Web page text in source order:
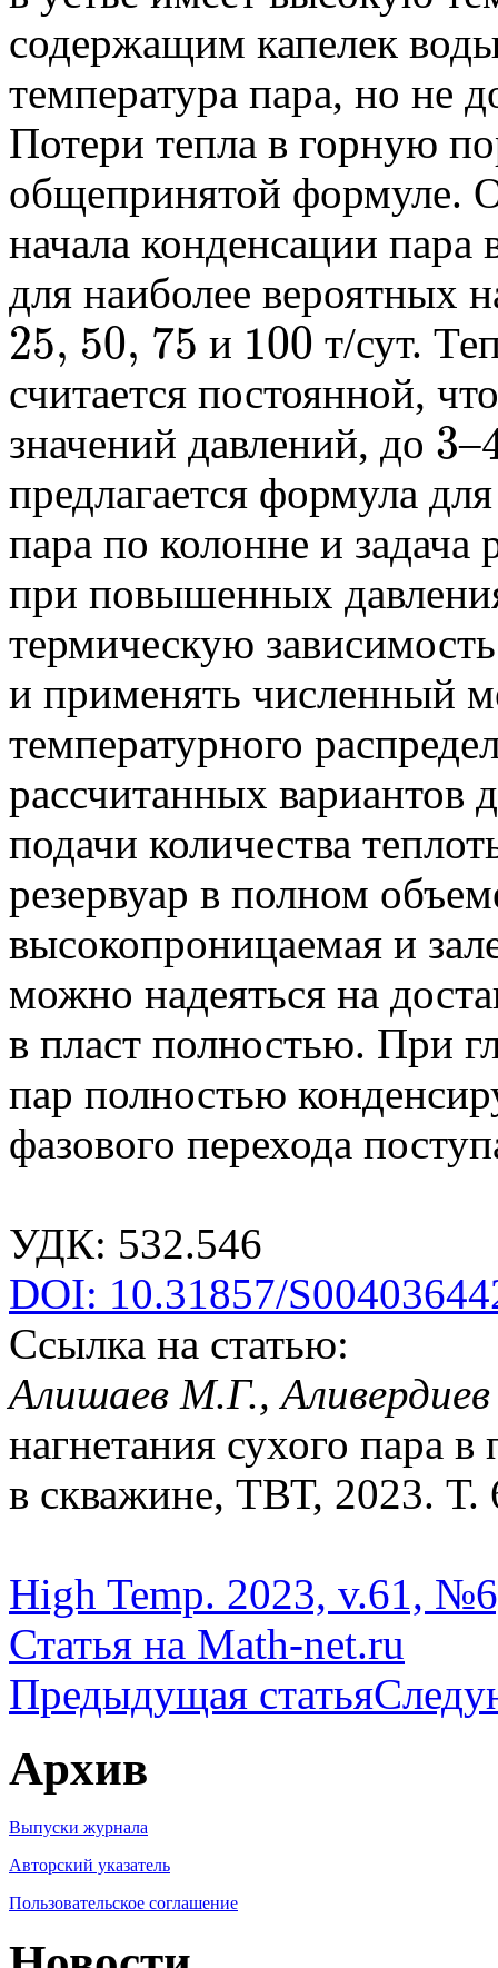
содержащим капелек
температура пара, но не
Потери тепла в горную
общепринятой формуле.
начала конденсации пара
для наиболее вероятных
25, 50, 75
25, 50 75 и 100
100
т/сут.
считается постоянной,
значений давлений, до 3
3 –4
предлагается формула
пара по колонне и задача
при повышенных
термическую
и применять численный
температурного
рассчитанных вариантов
подачи количества
резервуар в полном
высокопроницаемая и
можно надеяться на
в пласт полностью. При
пар полностью
фазового перехода
УДК: 532.546
DOI: 10.31857/
Ссылка на статью:
Алишаев М.Г.,
нагнетания сухого пара в
в скважине, ТВТ, 2023.
High Temp. 2023, v.61,
Статья на Math-net.ru
Предыдущая статья
Архив
Выпуски журнала
Авторский указатель
Пользовательское соглашение